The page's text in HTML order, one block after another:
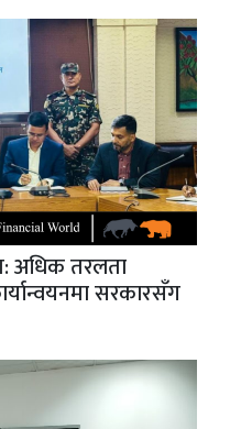
अधिक तरलता
सरकारसँग